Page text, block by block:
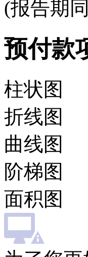
(报告期
预付款
柱状图
折线图
曲线图
阶梯图
面积图